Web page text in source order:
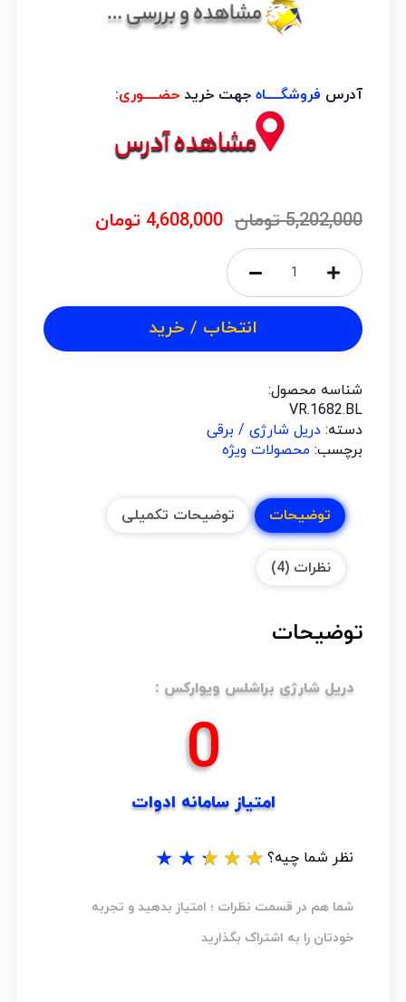
آدرس فروشگــــاهجهت خریدحضــــوری:
5,202,000 تومان 4,608,000 تومان
انتخاب / خرید
شناسه محصول:
VR.1682.BL
دسته: دریل شارژی / برقی
برچسب: محصولات ویژه
توضیحات توضیحات تکمیلی
نظرات (4)
توضیحات
دریل شارژی براشلس ویوارکس :
امتیاز سامانه ادوات
0
نظر شما چیه؟ ★
★
★
★
★
شما هم در قسمت نظرات ؛ امتیاز بدهید و تجربه
خودتان را به اشتراک بگذارید